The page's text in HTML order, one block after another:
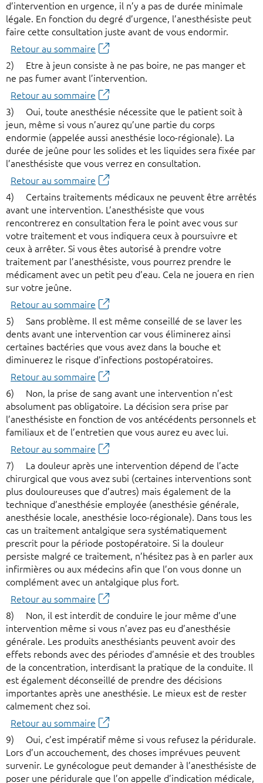
d’intervention en urgence, il n’y a pas de durée minimale
légale. En fonction du degré d’urgence, l’anesthésiste peut
faire cette consultation juste avant de vous endormir.
Retour au sommaire
2) Etre à jeun consiste à ne pas boire, ne pas manger et
ne pas fumer avant l’intervention.
Retour au sommaire
3) Oui, toute anesthésie nécessite que le patient soit à
jeun, même si vous n’aurez qu’une partie du corps
endormie (appelée aussi anesthésie loco-régionale). La
durée de jeûne pour les solides et les liquides sera fixée par
l’anesthésiste que vous verrez en consultation.
Retour au sommaire
4) Certains traitements médicaux ne peuvent être arrêtés
avant une intervention. L’anesthésiste que vous
rencontrerez en consultation fera le point avec vous sur
votre traitement et vous indiquera ceux à poursuivre et
ceux à arrêter. Si vous êtes autorisé à prendre votre
traitement par l’anesthésiste, vous pourrez prendre le
médicament avec un petit peu d’eau. Cela ne jouera en rien
sur votre jeûne.
Retour au sommaire
5) Sans problème. Il est même conseillé de se laver les
dents avant une intervention car vous éliminerez ainsi
certaines bactéries que vous avez dans la bouche et
diminuerez le risque d’infections postopératoires.
Retour au sommaire
6) Non, la prise de sang avant une intervention n’est
absolument pas obligatoire. La décision sera prise par
l’anesthésiste en fonction de vos antécédents personnels et
familiaux et de l’entretien que vous aurez eu avec lui.
Retour au sommaire
7) La douleur après une intervention dépend de l’acte
chirurgical que vous avez subi (certaines interventions sont
plus douloureuses que d’autres) mais également de la
technique d’anesthésie employée (anesthésie générale,
anesthésie locale, anesthésie loco-régionale). Dans tous les
cas un traitement antalgique sera systématiquement
prescrit pour la période postopératoire. Si la douleur
persiste malgré ce traitement, n’hésitez pas à en parler aux
infirmières ou aux médecins afin que l’on vous donne un
complément avec un antalgique plus fort.
Retour au sommaire
8) Non, il est interdit de conduire le jour même d’une
intervention même si vous n’avez pas eu d’anesthésie
générale. Les produits anesthésiants peuvent avoir des
effets rebonds avec des périodes d’amnésie et des troubles
de la concentration, interdisant la pratique de la conduite. Il
est également déconseillé de prendre des décisions
importantes après une anesthésie. Le mieux est de rester
calmement chez soi.
Retour au sommaire
9) Oui, c’est impératif même si vous refusez la péridurale.
Lors d’un accouchement, des choses imprévues peuvent
survenir. Le gynécologue peut demander à l’anesthésiste de
poser une péridurale que l’on appelle d’indication médicale,